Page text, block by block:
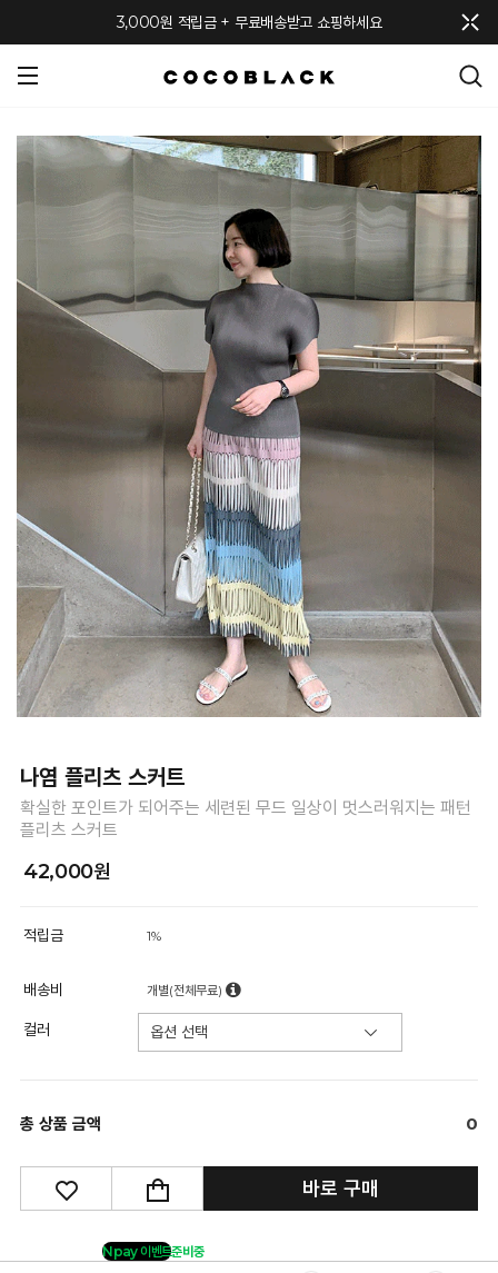
3,000원 적립금 + 무료배송받고 쇼핑하세요
나염 플리츠 스커트
확실한 포인트가 되어주는 세련된 무드 일상이 멋스러워지는 패턴
플리츠 스커트
42,000원
적립금 1%
배송비 개별(전체무료)
컬러
총 상품 금액 0
바로 구매
Npay 이벤트준비중